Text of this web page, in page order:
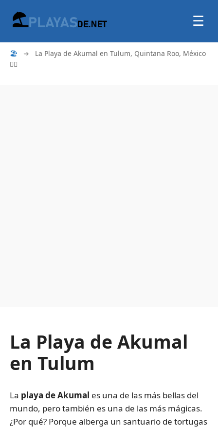
☰
🏖 ➜
La Playa de Akumal en Tulum, Quintana Roo, México
🏄‍♂️
La Playa de Akumal
en Tulum
La playa de Akumal es una de las más bellas del
mundo, pero también es una de las más mágicas.
¿Por qué? Porque alberga un santuario de tortugas